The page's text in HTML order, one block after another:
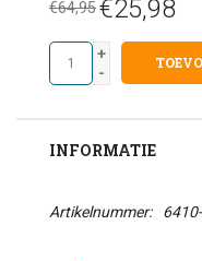
€64,95€25,98
+
-
INFORMATIE
Artikelnummer: